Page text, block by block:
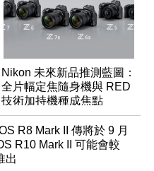
Nikon 未來新品推測藍圖：
全片幅定焦隨身機與 RED
技術加持機種成焦點
R8 Mark II 傳將於 9 月
R10 Mark II 可能會較
出